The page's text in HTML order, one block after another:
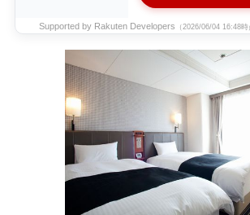
Supported by Rakuten Developers （2026/06/04 16:48